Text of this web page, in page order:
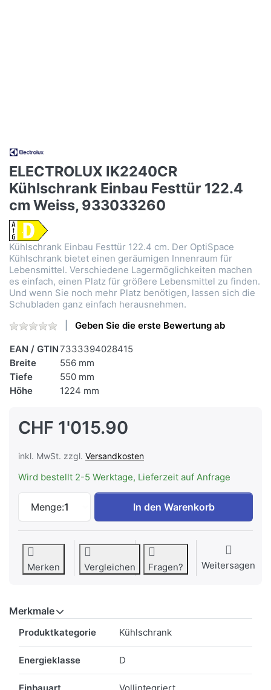
ELECTROLUX IK2240CR
Kühlschrank Einbau Festtür 122.4
cm Weiss, 933033260
Kühlschrank Einbau Festtür 122.4 cm. Der OptiSpace
Kühlschrank bietet einen geräumigen Innenraum für
Lebensmittel. Verschiedene Lagermöglichkeiten machen
es einfach, einen Platz für größere Lebensmittel zu finden.
Und wenn Sie noch mehr Platz benötigen, lassen sich die
Schubladen ganz einfach herausnehmen.
Geben Sie die erste Bewertung ab
EAN / GTIN7333394028415
Breite
556 mm
Tiefe
550 mm
Höhe
1224 mm
CHF 1'015.90
inkl. MwSt. zzgl. Versandkosten
Wird bestellt 2-5 Werktage, Lieferzeit auf Anfrage
Menge:1
ELECTROLUX IK2240CR Kühlschrank
In den Warenkorb
Merken Vergleichen Fragen? Weitersagen
Merkmale
Produktkategorie Kühlschrank
Energieklasse D